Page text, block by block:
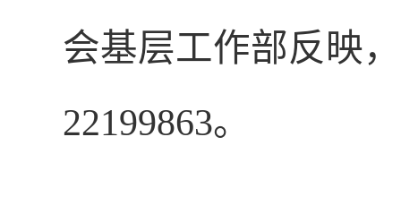
会基层工作部反映
22199863。